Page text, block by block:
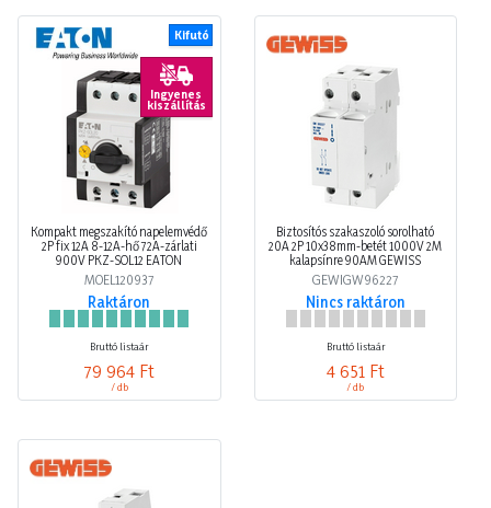
Kifutó
Ingyenes
kiszállítás
Kompakt megszakító napelemvédő
2P fix 12A 8-12A-hő 72A-zárlati
900V PKZ-SOL12 EATON
MOEL120937
Raktáron
Bruttó listaár
79 964 Ft
/ db
Biztosítós szakaszoló sorolható
20A 2P 10x38mm-betét 1000V 2M
kalapsínre 90AM GEWISS
GEWIGW96227
Nincs raktáron
Bruttó listaár
4 651 Ft
/ db